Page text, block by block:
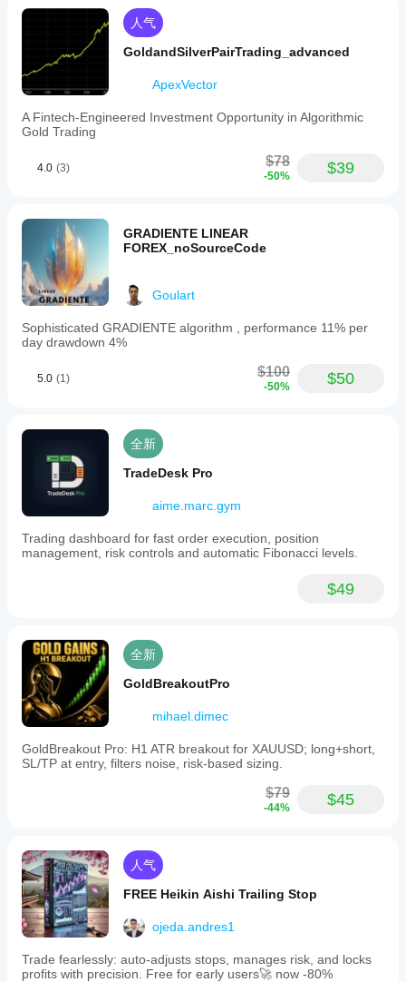
cTrader
Windows
和 Mac
史市场数
据回测您
cBot。
纪商
和市
件，
可以
提高
cBot
之前
调整
其参
数
您可以
cBot，
或使用
提供的
优化文
件。
cBot
的表
现会
相同
吗?
表现
可能
纪商
行质
量而
异。
自己
的环
境中
其在
真实
使用
中的
表
人气
GoldandSilverPairTrading_advanced
ApexVector
A Fintech-Engineered Investment Opportunity in Algorithmic
Gold Trading
4.0 (3) $78
-50% $39
GRADIENTE LINEAR
FOREX_noSourceCode
Goulart
Sophisticated GRADIENTE algorithm , performance 11% per
day drawdown 4%
5.0 (1) $100
-50% $50
全新
TradeDesk Pro
aime.marc.gym
Trading dashboard for fast order execution, position
management, risk controls and automatic Fibonacci levels.
$49
全新
GoldBreakoutPro
mihael.dimec
GoldBreakout Pro: H1 ATR breakout for XAUUSD; long+short,
SL/TP at entry, filters noise, risk-based sizing.
$79
-44% $45
人气
FREE Heikin Aishi Trailing Stop
ojeda.andres1
Trade fearlessly: auto-adjusts stops, manages risk, and locks
profits with precision. Free for early users🚀 now -80%